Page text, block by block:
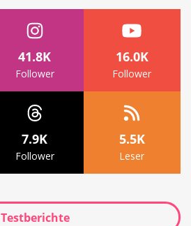
41.8K
Follower
16.0K
Follower
7.9K
Follower
5.5K
Leser
Testberichte